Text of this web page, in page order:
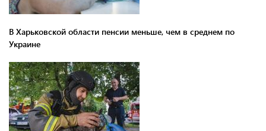
В Харьковской области пенсии меньше, чем в среднем по
Украине